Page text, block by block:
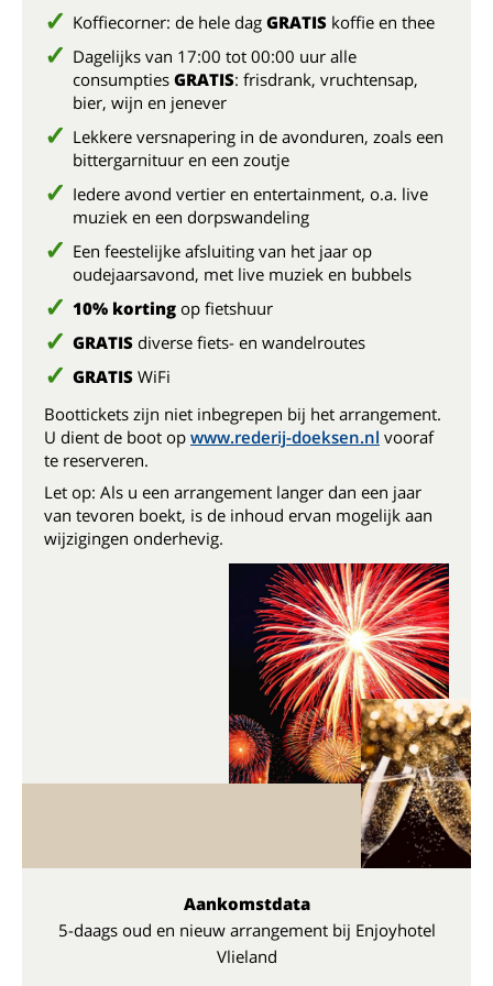
Koffiecorner: de hele dag GRATIS koffie en thee
Dagelijks van 17:00 tot 00:00 uur alle
consumpties GRATIS: frisdrank, vruchtensap,
bier, wijn en jenever
Lekkere versnapering in de avonduren, zoals een
bittergarnituur en een zoutje
Iedere avond vertier en entertainment, o.a. live
muziek en een dorpswandeling
Een feestelijke afsluiting van het jaar op
oudejaarsavond, met live muziek en bubbels
10% korting op fietshuur
GRATIS diverse fiets- en wandelroutes
GRATIS WiFi
Boottickets zijn niet inbegrepen bij het arrangement.
U dient de boot op www.rederij-doeksen.nl vooraf
te reserveren.
Let op: Als u een arrangement langer dan een jaar
van tevoren boekt, is de inhoud ervan mogelijk aan
wijzigingen onderhevig.
Aankomstdata
5-daags oud en nieuw arrangement bij Enjoyhotel
Vlieland